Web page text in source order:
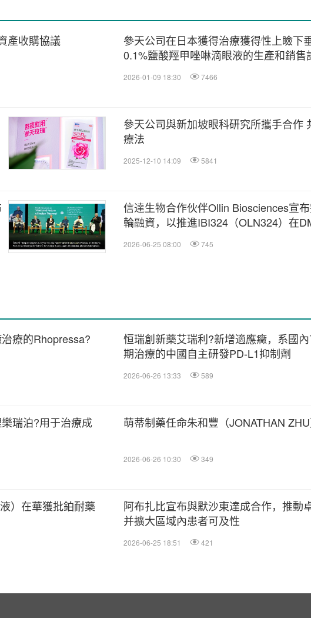
產收購協議
參天公司在日本獲得治療獲得性上瞼下
0.1%鹽酸羥甲唑啉滴眼液的生產和銷售
2026-01-09 18:30 7466
參天公司與新加坡眼科研究所攜手合作
療法
2025-12-10 14:09 5841
信達生物合作伙伴Ollin Biosciences宣
輪融資，以推進IBI324（OLN324）在
2026-06-25 08:00 745
療的Rhopressa?
恒瑞創新藥艾瑞利?新增適應癥，系國
期治療的中國自主研發PD-L1抑制劑
2026-06-26 13:33 589
瑞泊?用于治療成
萌蒂制藥任命朱和豐（JONATHAN
2026-06-26 10:30 349
）在華獲批鉑耐藥
阿布扎比宣布與默沙東達成合作，推動
并擴大區域內患者可及性
2026-06-25 18:51 421